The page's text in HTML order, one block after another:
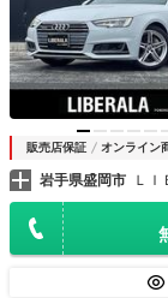
販売店保証 オンライン
岩手県盛岡市 Ｌ